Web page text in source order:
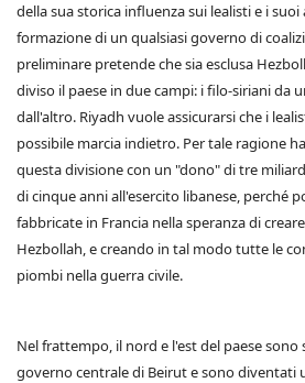
della sua storica influenza sui lealisti e i
formazione di un qualsiasi governo di
preliminare pretende che sia esclusa
diviso il paese in due campi: i filo-siriani da
dall'altro. Riyadh vuole assicurarsi che i
possibile marcia indietro. Per tale ragione
questa divisione con un "dono" di tre
di cinque anni all'esercito libanese, perché
fabbricate in Francia nella speranza di
Hezbollah, e creando in tal modo tutte le
piombi nella guerra civile.
Nel frattempo, il nord e l'est del paese
governo centrale di Beirut e sono diventati